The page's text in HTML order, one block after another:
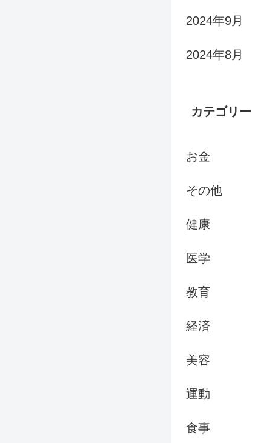
2024年9月
2024年8月
カテゴリー
お金
その他
健康
医学
教育
経済
美容
運動
食事